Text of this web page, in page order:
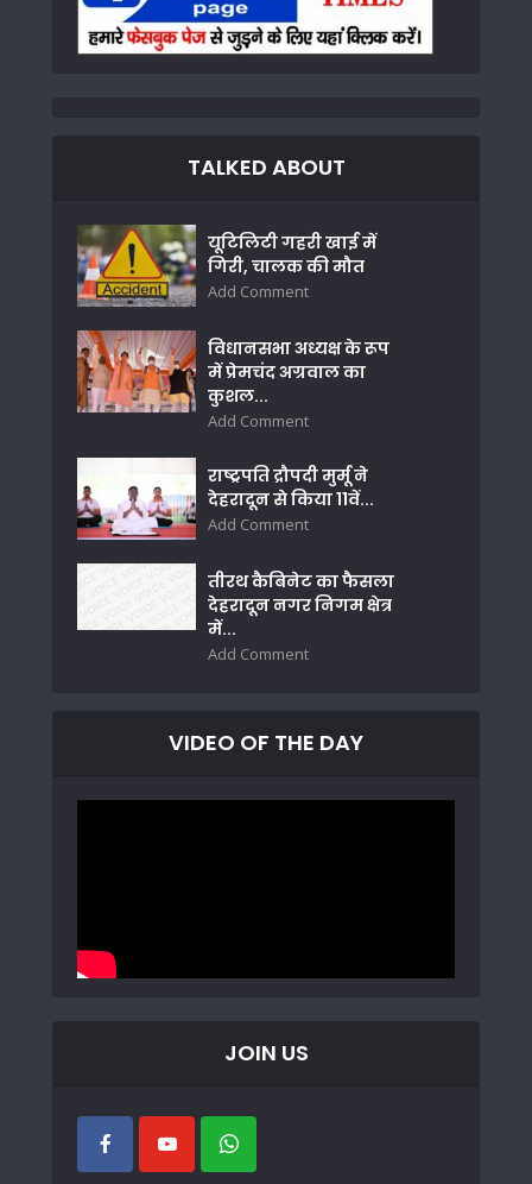
TALKED ABOUT
यूटिलिटी गहरी खाई में
गिरी, चालक की मौत
Add Comment
विधानसभा अध्यक्ष के रूप
में प्रेमचंद अग्रवाल का
कुशल...
Add Comment
राष्ट्रपति द्रौपदी मुर्मू ने
देहरादून से किया 11वें...
Add Comment
तीरथ कैबिनेट का फैसला
देहरादून नगर निगम क्षेत्र
में...
Add Comment
VIDEO OF THE DAY
JOIN US